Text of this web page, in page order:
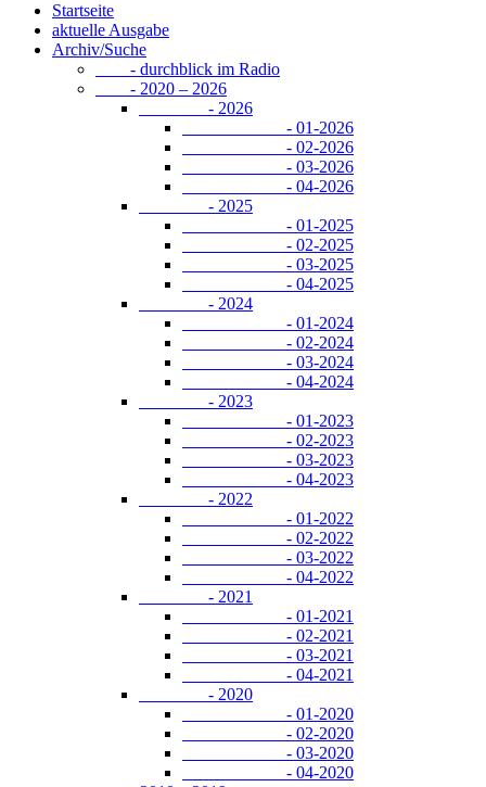
Startseite
aktuelle Ausgabe
Archiv/Suche
- durchblick im Radio
- 2020 – 2026
- 2026
- 01-2026
- 02-2026
- 03-2026
- 04-2026
- 2025
- 01-2025
- 02-2025
- 03-2025
- 04-2025
- 2024
- 01-2024
- 02-2024
- 03-2024
- 04-2024
- 2023
- 01-2023
- 02-2023
- 03-2023
- 04-2023
- 2022
- 01-2022
- 02-2022
- 03-2022
- 04-2022
- 2021
- 01-2021
- 02-2021
- 03-2021
- 04-2021
- 2020
- 01-2020
- 02-2020
- 03-2020
- 04-2020